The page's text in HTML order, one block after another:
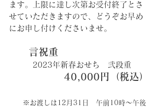
ます。上限に達し次第お受付終了とさ
せていただきますので、どうぞお早め
にお申し付けくださいませ。
言祝重
2023年新春おせち　弐段重
40,000円（税込）
※お渡しは12月31日　午前10時～午後